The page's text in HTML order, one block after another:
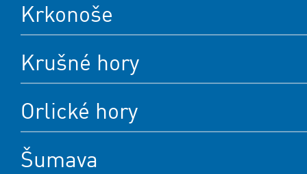
Krkonoše
Krušné hory
Orlické hory
Šumava